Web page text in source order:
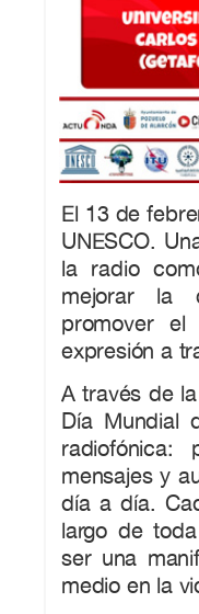
El 13 de
UNESCO.
la radio
mejorar la
promover
expresión a
A través de
Día Mundial
radiofónica:
mensajes y
día a día.
largo de
ser una
medio en la